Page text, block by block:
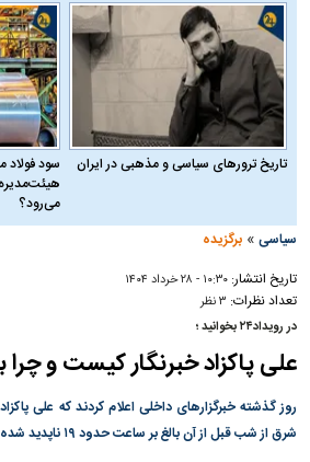
تاریخ ترورهای سیاسی و مذهبی در ایران
سود فولاد
می‌رود؟
سیاسی »برگزیده
تاریخ انتشار:۱۰:۳۰ - ۲۸ خرداد ۱۴۰۴
تعداد نظرات: ۳ نظر
در رویداد۲۴ بخوانید ؛
علی پاکزاد خبرنگار کیست و
روز گذشته خبرگزار‌های داخلی اعلام کردند که علی
شرق از شب قبل از آن بالغ بر ساعت حدود ۱۹ ناپدید شده است.